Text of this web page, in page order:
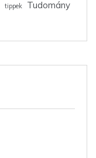
tippek Tudomány